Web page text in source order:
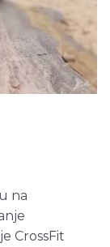
na
CrossFit